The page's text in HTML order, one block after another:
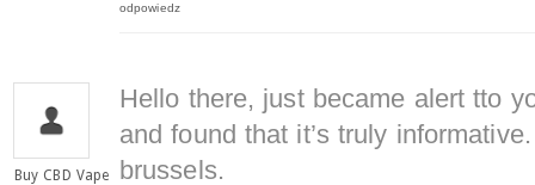
odpowiedz
Buy CBD Vape
Hello there, just became alert tto
and found that it’s truly
brussels.